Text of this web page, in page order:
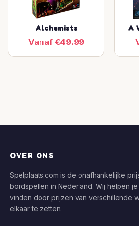
Alchemists
Vanaf €49.99
A
OVER ONS
Spelplaats.com is de onafhankelijke
bordspellen in Nederland. Wij helpen
vinden door prijzen van verschillende
elkaar te zetten.